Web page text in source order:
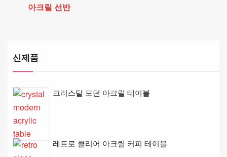
아크릴 선반
신제품
크리스탈 모던 아크릴 테이블
레트로 클리어 아크릴 커피 테이블